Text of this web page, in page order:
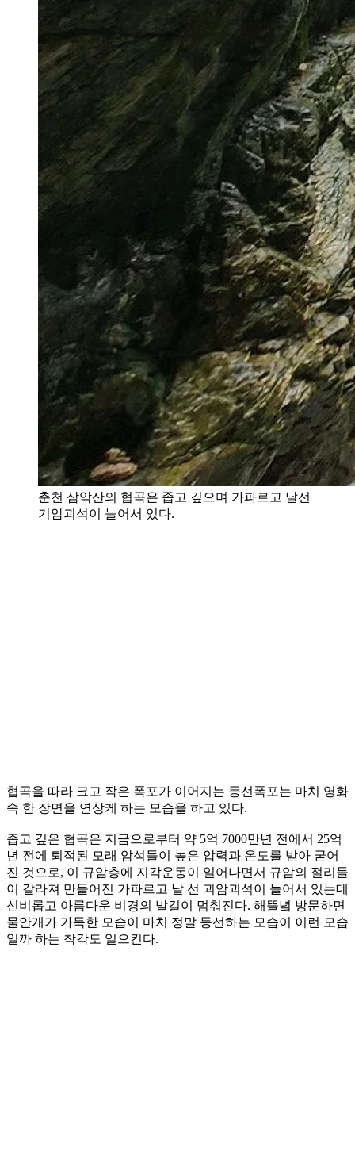
춘천 삼악산의 협곡은 좁고 깊으며 가파르고 날선
기암괴석이 늘어서 있다.
협곡을 따라 크고 작은 폭포가 이어지는 등선폭포는 마치 영화
속 한 장면을 연상케 하는 모습을 하고 있다.
좁고 깊은 협곡은 지금으로부터 약 5억 7000만년 전에서 25억
년 전에 퇴적된 모래 암석들이 높은 압력과 온도를 받아 굳어
진 것으로, 이 규암층에 지각운동이 일어나면서 규암의 절리들
이 갈라져 만들어진 가파르고 날 선 괴암괴석이 늘어서 있는데
신비롭고 아름다운 비경의 발길이 멈춰진다. 해뜰녘 방문하면
물안개가 가득한 모습이 마치 정말 등선하는 모습이 이런 모습
일까 하는 착각도 일으킨다.